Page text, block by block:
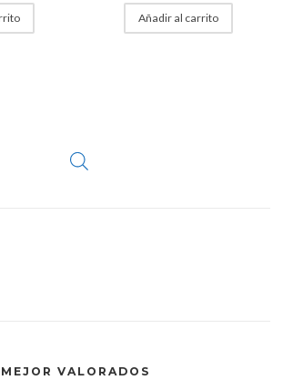
Añadir al carrito
VALORADOS